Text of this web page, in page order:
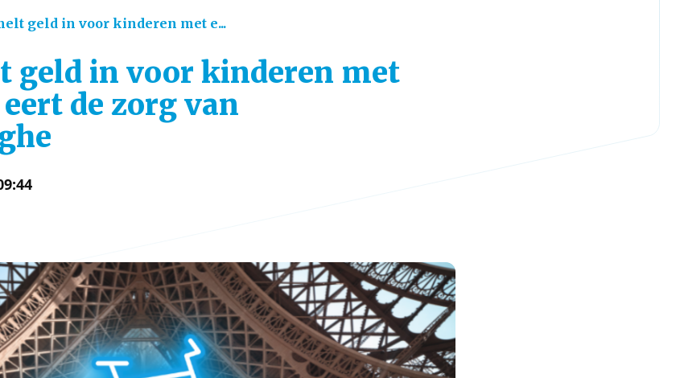
geld in voor kinderen met e...
geld in voor kinderen met
de zorg van